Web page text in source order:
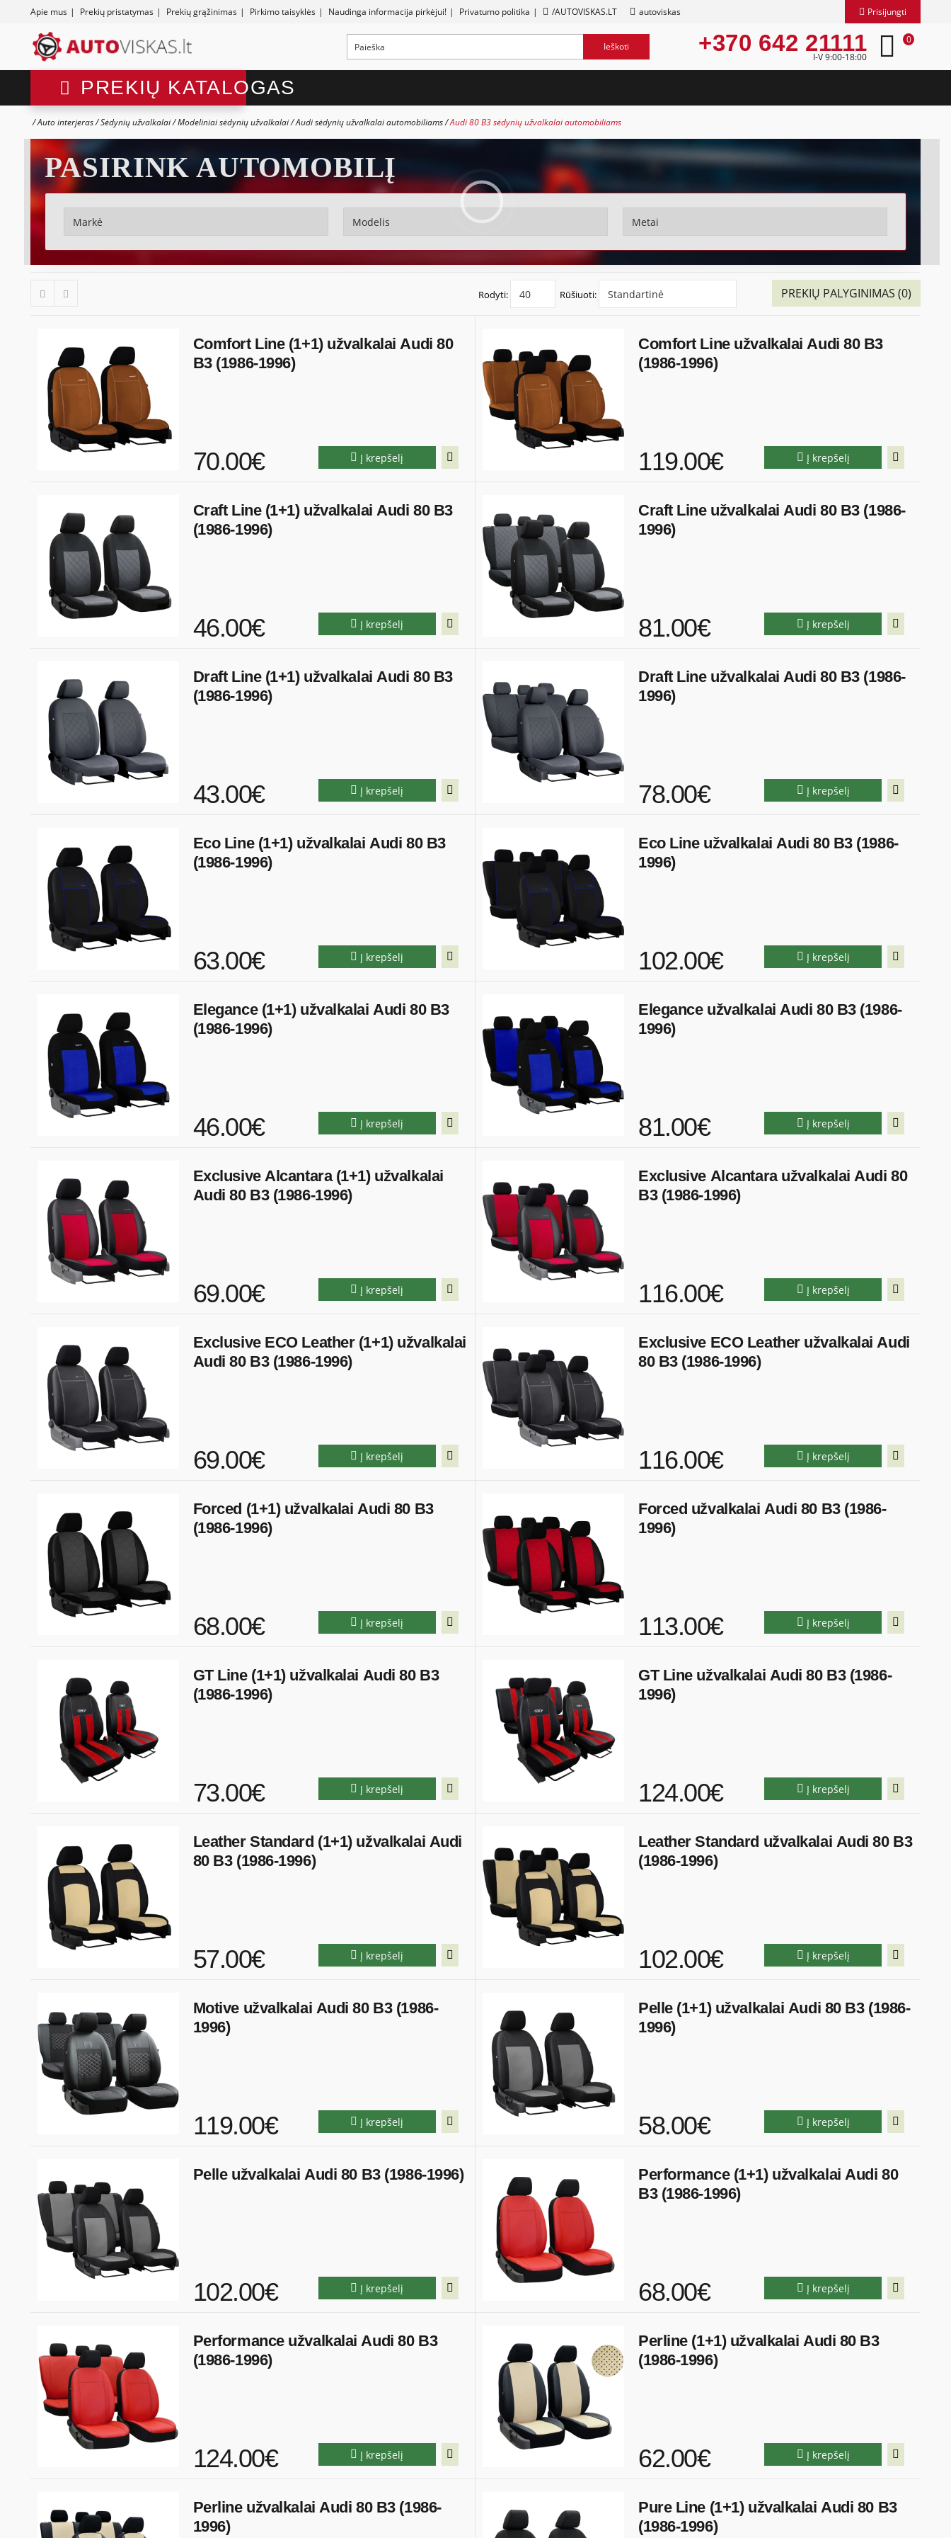
Apie mus | Prekių pristatymas | Prekių grąžinimas | Pirkimo taisyklės | Naudinga informacija pirkėjui! | Privatumo politika | /AUTOVISKAS.LT autoviskas Prisijungti
Ieškoti +370 642 21111
I-V 9:00-18:00
0
PREKIŲ KATALOGAS
Auto interjeras Sėdynių užvalkalai Modeliniai sėdynių užvalkalai Audi sėdynių užvalkalai automobiliams Audi 80 B3 sėdynių užvalkalai automobiliams
PASIRINK AUTOMOBILĮ
PREKIŲ PALYGINIMAS (0)
Rūšiuoti:
Rodyti:
Comfort Line (1+1) užvalkalai Audi 80
B3 (1986-1996)
70.00€ Į krepšelį
Comfort Line užvalkalai Audi 80 B3
(1986-1996)
119.00€ Į krepšelį
Craft Line (1+1) užvalkalai Audi 80 B3
(1986-1996)
46.00€ Į krepšelį
Craft Line užvalkalai Audi 80 B3 (1986-
1996)
81.00€ Į krepšelį
Draft Line (1+1) užvalkalai Audi 80 B3
(1986-1996)
43.00€ Į krepšelį
Draft Line užvalkalai Audi 80 B3 (1986-
1996)
78.00€ Į krepšelį
Eco Line (1+1) užvalkalai Audi 80 B3
(1986-1996)
63.00€ Į krepšelį
Eco Line užvalkalai Audi 80 B3 (1986-
1996)
102.00€ Į krepšelį
Elegance (1+1) užvalkalai Audi 80 B3
(1986-1996)
46.00€ Į krepšelį
Elegance užvalkalai Audi 80 B3 (1986-
1996)
81.00€ Į krepšelį
Exclusive Alcantara (1+1) užvalkalai
Audi 80 B3 (1986-1996)
69.00€ Į krepšelį
Exclusive Alcantara užvalkalai Audi 80
B3 (1986-1996)
116.00€ Į krepšelį
Exclusive ECO Leather (1+1) užvalkalai
Audi 80 B3 (1986-1996)
69.00€ Į krepšelį
Exclusive ECO Leather užvalkalai Audi
80 B3 (1986-1996)
116.00€ Į krepšelį
Forced (1+1) užvalkalai Audi 80 B3
(1986-1996)
68.00€ Į krepšelį
Forced užvalkalai Audi 80 B3 (1986-
1996)
113.00€ Į krepšelį
GT Line (1+1) užvalkalai Audi 80 B3
(1986-1996)
73.00€ Į krepšelį
GT Line užvalkalai Audi 80 B3 (1986-
1996)
124.00€ Į krepšelį
Leather Standard (1+1) užvalkalai Audi
80 B3 (1986-1996)
57.00€ Į krepšelį
Leather Standard užvalkalai Audi 80 B3
(1986-1996)
102.00€ Į krepšelį
Motive užvalkalai Audi 80 B3 (1986-
1996)
119.00€ Į krepšelį
Pelle (1+1) užvalkalai Audi 80 B3 (1986-
1996)
58.00€ Į krepšelį
Pelle užvalkalai Audi 80 B3 (1986-1996)
102.00€ Į krepšelį
Performance (1+1) užvalkalai Audi 80
B3 (1986-1996)
68.00€ Į krepšelį
Performance užvalkalai Audi 80 B3
(1986-1996)
124.00€ Į krepšelį
Perline (1+1) užvalkalai Audi 80 B3
(1986-1996)
62.00€ Į krepšelį
Perline užvalkalai Audi 80 B3 (1986-
1996)
Pure Line (1+1) užvalkalai Audi 80 B3
(1986-1996)